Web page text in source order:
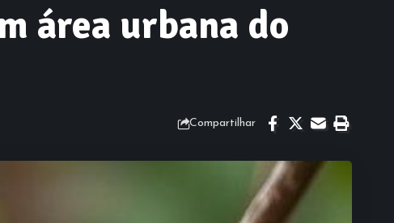
área urbana do
Compartilhar